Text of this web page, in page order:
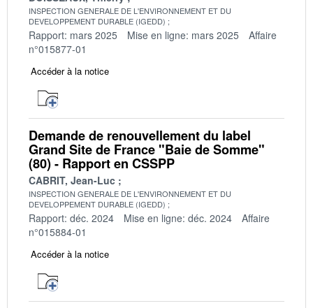
INSPECTION GENERALE DE L'ENVIRONNEMENT ET DU
DEVELOPPEMENT DURABLE (IGEDD)
Rapport: mars 2025 Mise en ligne: mars 2025
Affaire
n°015877-01
Accéder à la notice
Demande de renouvellement du label
Grand Site de France "Baie de Somme"
(80) - Rapport en CSSPP
CABRIT, Jean-Luc
INSPECTION GENERALE DE L'ENVIRONNEMENT ET DU
DEVELOPPEMENT DURABLE (IGEDD)
Rapport: déc. 2024 Mise en ligne: déc. 2024
Affaire
n°015884-01
Accéder à la notice